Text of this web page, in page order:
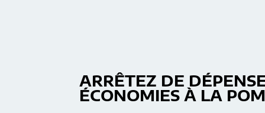
ARRÊTEZ DE
ÉCONOMIES À LA